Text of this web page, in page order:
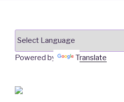
Powered by Translate